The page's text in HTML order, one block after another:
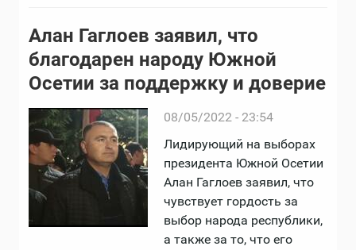
Алан Гаглоев заявил, что
благодарен народу Южной
Осетии за поддержку и доверие
08/05/2022 - 23:54
Лидирующий на выборах
президента Южной Осетии
Алан Гаглоев заявил, что
чувствует гордость за
выбор народа республики,
а также за то, что его